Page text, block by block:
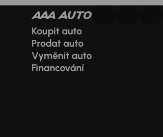
Koupit auto
Prodat auto
Vyměnit auto
Financování